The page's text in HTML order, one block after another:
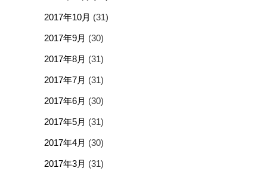
2017年10月 (31)
2017年9月 (30)
2017年8月 (31)
2017年7月 (31)
2017年6月 (30)
2017年5月 (31)
2017年4月 (30)
2017年3月 (31)